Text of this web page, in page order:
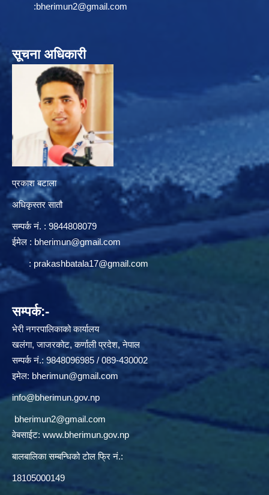
:bherimun2@gmail.com
सूचना अधिकारी
प्रकाश बटाला
अधिकृस्तर सातौ
सम्पर्क न‌ं. : 9844808079
ईमेल : bherimun@gmail.com
: prakashbatala17@gmail.com
सम्पर्क:-
भेरी नगरपालिकाको कार्यालय
खलंगा, जाजरकोट, कर्णाली प्रदेश, नेपाल
सम्पर्क नं.: 9848096985 / 089-430002
इमेल: bherimun@gmail.com
info@bherimun.gov.np
bherimun2@gmail.com
वेबसाईट: www.bherimun.gov.np
बालबालिका सम्बन्धिको टोल फ्रि नं.:
18105000149